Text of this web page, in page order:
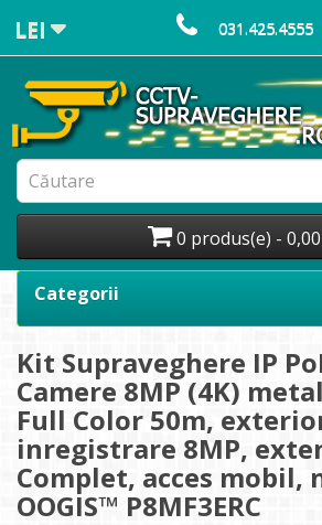
LEI 031.425.4555
0 produs(e) -
Categorii
Kit Supraveghere IP
Camere 8MP (4K)
Full Color 50m,
inregistrare 8MP,
Complet, acces mobil,
OOGIS™ P8MF3ERC